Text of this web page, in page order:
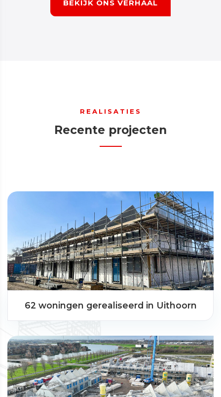
BEKIJK ONS VERHAAL
REALISATIES
Recente projecten
62 woningen gerealiseerd in Uithoorn